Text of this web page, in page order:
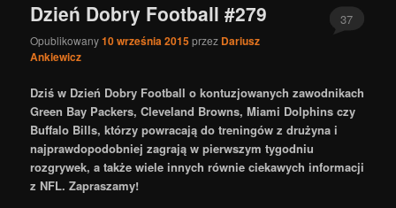
Dzień Dobry Football #279
Opublikowany10 września 2015przez Dariusz
Ankiewicz
37
Dziś w Dzień Dobry Football o kontuzjowanych zawodnikach
Green Bay Packers, Cleveland Browns, Miami Dolphins czy
Buffalo Bills, którzy powracają do treningów z drużyna i
najprawdopodobniej zagrają w pierwszym tygodniu
rozgrywek, a także wiele innych równie ciekawych informacji
z NFL. Zapraszamy!